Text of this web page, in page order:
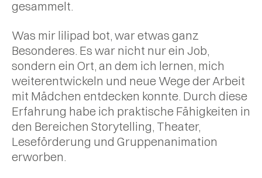
gesammelt.
Was mir lilipad bot, war etwas ganz
Besonderes. Es war nicht nur ein Job,
sondern ein Ort, an dem ich lernen, mich
weiterentwickeln und neue Wege der Arbeit
mit Mädchen entdecken konnte. Durch diese
Erfahrung habe ich praktische Fähigkeiten in
den Bereichen Storytelling, Theater,
Leseförderung und Gruppenanimation
erworben.